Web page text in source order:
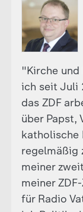
"Kirche
ich seit Juli
das ZDF
über Papst,
katholische
regelmäßig
meiner
meiner
für Radio